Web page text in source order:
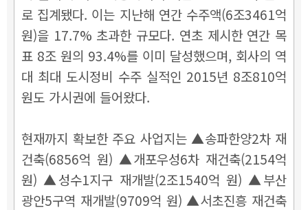
로 집계됐다. 이는 지난해 연간 수주액(6조3461억
원)을 17.7% 초과한 규모다. 연초 제시한 연간 목
표 8조 원의 93.4%를 이미 달성했으며, 회사의 역
대 최대 도시정비 수주 실적인 2015년 8조810억
원도 가시권에 들어왔다.
현재까지 확보한 주요 사업지는 ▲송파한양2차 재
건축(6856억 원) ▲개포우성6차 재건축(2154억
원) ▲성수1지구 재개발(2조1540억 원) ▲부산
광안5구역 재개발(9709억 원) ▲서초진흥 재건축